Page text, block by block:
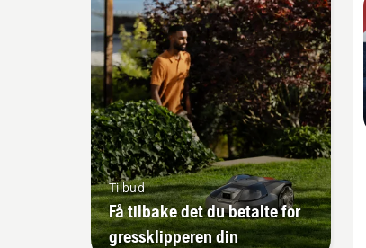
Tilbud
Få tilbake det du betalte for
gressklipperen din